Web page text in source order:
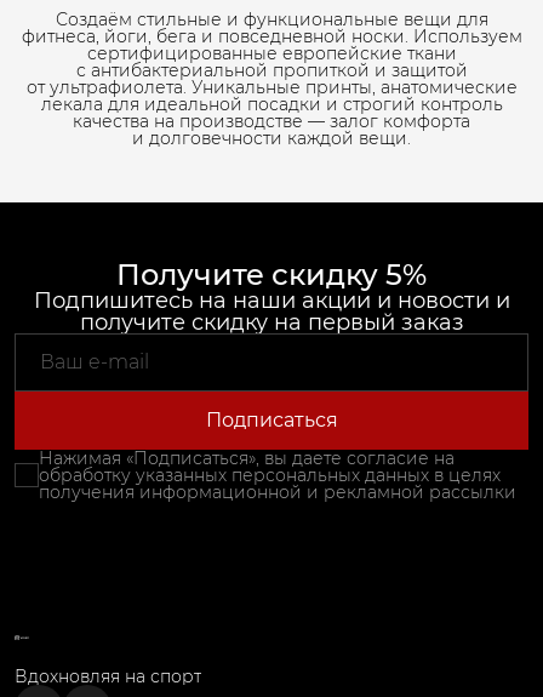
Создаём стильные и функциональные вещи для
фитнеса, йоги, бега и повседневной носки. Используем
сертифицированные европейские ткани
с антибактериальной пропиткой и защитой
от ультрафиолета. Уникальные принты, анатомические
лекала для идеальной посадки и строгий контроль
качества на производстве — залог комфорта
и долговечности каждой вещи.
Получите скидку 5%
Подпишитесь на наши акции и новости и
получите скидку на первый заказ
Подписаться
Нажимая «Подписаться», вы даете согласие на
обработку указанных персональных данных в целях
получения информационной и рекламной рассылки
Вдохновляя на спорт